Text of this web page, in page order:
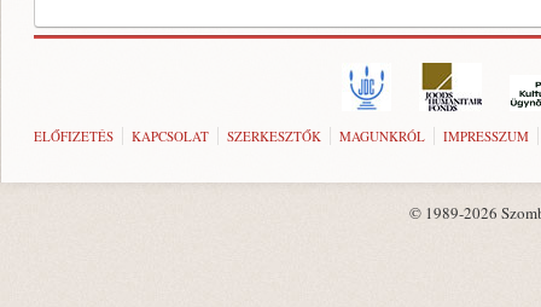
ELŐFIZETÉS KAPCSOLAT SZERKESZTŐK MAGUNKRÓL IMPRESSZUM
© 1989-2026